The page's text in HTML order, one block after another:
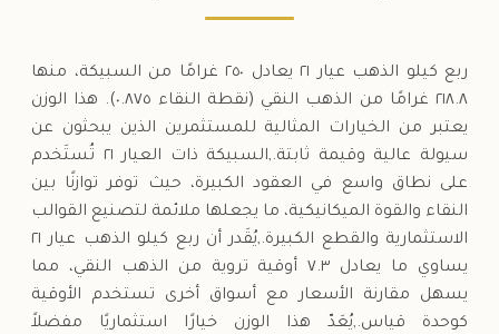
٤٠,٤٦٨ دولار أسترالي
ربع كيلو الذهب عيار ٢١ يعادل ٢٥٠ غرامًا من السبيكة، منها
٢١٨.٨ غرامًا من الذهب النقي (نقطة النقاء ٠.٨٧٥). هذا الوزن
يعتبر من الخيارات المثالية للمستثمرين الذين يبحثون عن
سيولة عالية وقيمة ثابتة.,السبيكة ذات العيار ٢١ تُستَخدم
على نطاق واسع في العقود الكبيرة، حيث توفر توازنًا بين
النقاء والقوة الميكانيكية، ما يجعلها ملائمة لتصنيع القوالب
الاستثمارية والقطع الكبيرة.,يُقَدر أن ربع كيلو الذهب عيار ٢١
يساوي ما يعادل ٧.٣ أوقية تروية من الذهب النقي، مما
يسهل مقارنة الأسعار مع أسواق أخرى تستخدم الأوقية
كوحدة قياس.,يُعَدّ هذا الوزن خيارًا استثماريًا مفضلاً